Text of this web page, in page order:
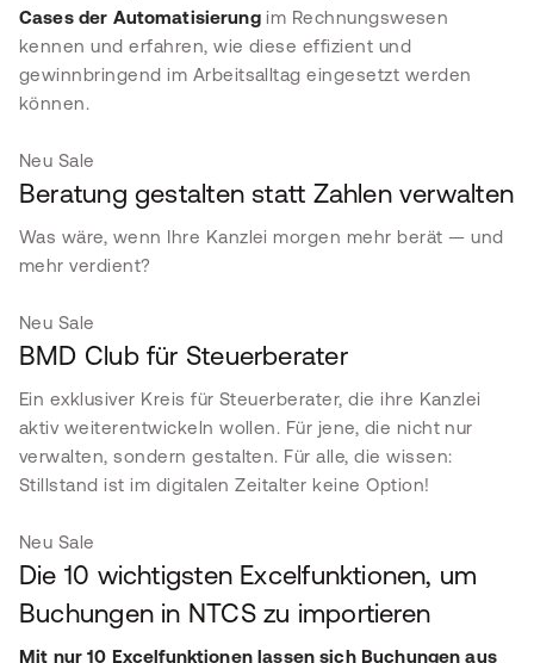
Cases der Automatisierungim Rechnungswesen
kennen und erfahren, wie diese effizient und
gewinnbringend im Arbeitsalltag eingesetzt werden
können.
Neu Sale
Beratung gestalten statt Zahlen verwalten
Was wäre, wenn Ihre Kanzlei morgen mehr berät — und
mehr verdient?
Neu Sale
BMD Club für Steuerberater
Ein exklusiver Kreis für Steuerberater, die ihre Kanzlei
aktiv weiterentwickeln wollen. Für jene, die nicht nur
verwalten, sondern gestalten. Für alle, die wissen:
Stillstand ist im digitalen Zeitalter keine Option!
Neu Sale
Die 10 wichtigsten Excelfunktionen, um
Buchungen in NTCS zu importieren
Mit nur 10 Excelfunktionen lassen sich Buchungen aus